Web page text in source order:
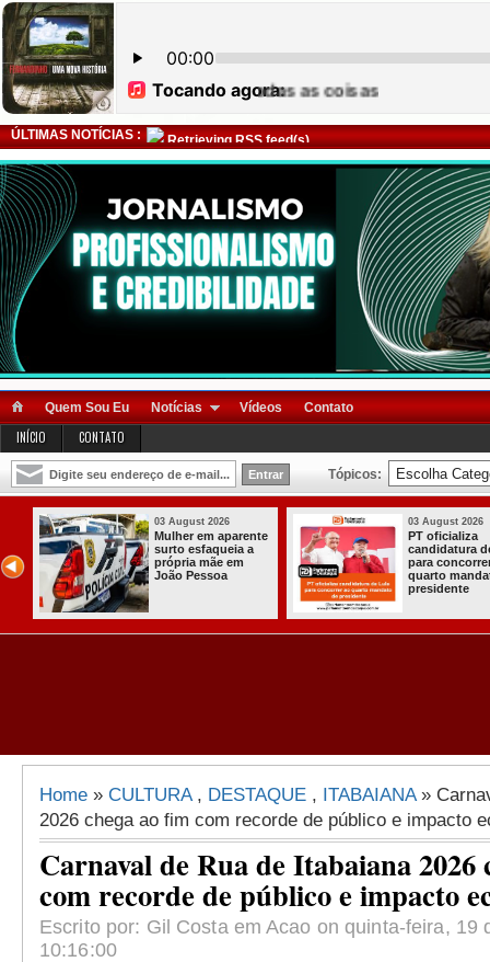
ÚLTIMAS NOTÍCIAS : Retrieving RSS feed(s)
Quem Sou Eu Notícias Vídeos Contato
INÍCIO CONTATO
Tópicos:
03 August 2026
Mulher em aparente
surto esfaqueia a
própria mãe em
João Pessoa
03 August 2026
PT oficializa
candidatura
para
quarto
presidente
Home » CULTURA, DESTAQUE , ITABAIANA»
2026 chega ao fim com recorde de público e impacto
Carnaval de Rua de Itabaiana 2026
com recorde de público e impacto
Escrito por: Gil Costa em Acao on quinta-feira, 19
10:16:00